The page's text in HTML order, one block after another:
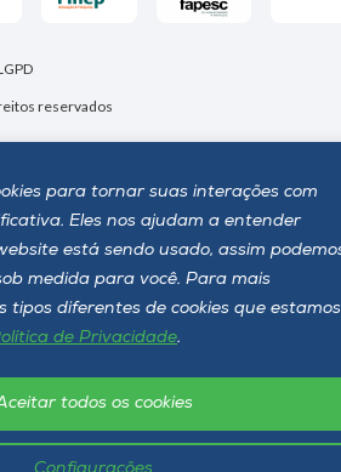
para tornar suas interações com
Eles nos ajudam a entender
está sendo usado, assim
medida para você. Para mais
tipos diferentes de cookies que estamos
de Privacidade.
Configurações
todos os cookies
reservados